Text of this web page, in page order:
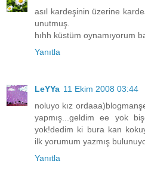
asıl kardeşinin üzerine
unutmuş.
hıhh küstüm oynamıyorum
Yanıtla
LeYYa 11 Ekim 2008 03:44
noluyo kız
yapmış...geldim ee yok
yok!dedim ki bura kan
ilk yorumum yazmış
Yanıtla